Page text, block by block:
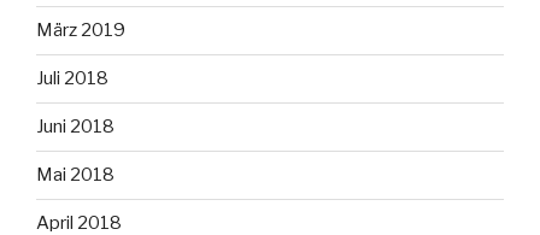
März 2019
Juli 2018
Juni 2018
Mai 2018
April 2018